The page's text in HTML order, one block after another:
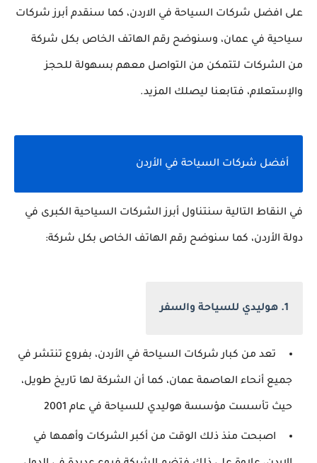
على افضل شركات السياحة في الاردن، كما سنقدم أبرز شركات
سياحية في عمان، وسنوضح رقم الهاتف الخاص بكل شركة
من الشركات لتتمكن من التواصل معهم بسهولة للحجز
والإستعلام، فتابعنا ليصلك المزيد.
أفضل شركات السياحة في الأردن
في النقاط التالية سنتناول أبرز الشركات السياحية الكبرى في
دولة الأردن، كما سنوضح رقم الهاتف الخاص بكل شركة:
1. هوليدي للسياحة والسفر
تعد من كبار شركات السياحة في الأردن، بفروع تنتشر في
جميع أنحاء العاصمة عمان، كما أن الشركة لها تاريخ طويل،
حيث تأسست مؤسسة هوليدي للسياحة في عام 2001
اصبحت منذ ذلك الوقت من أكبر الشركات وأهمها في